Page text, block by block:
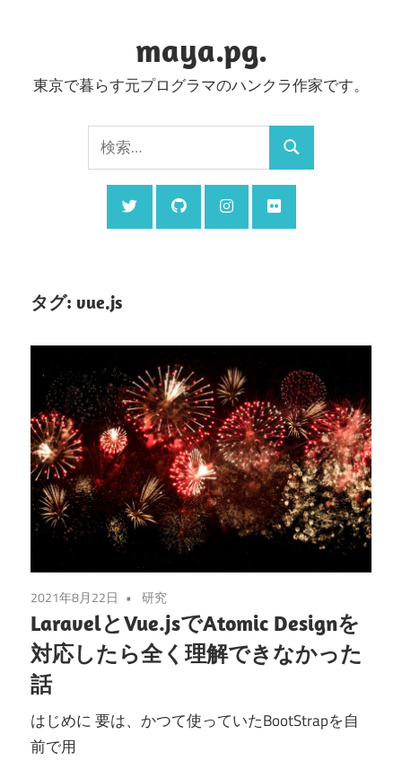
ン
maya.pg.
東京で暮らす元プログラマのハンクラ作家です。
索:
検
索
タグ: vue.js
2021年8月22日 研究
LaravelとVue.jsでAtomic Designを
対応したら全く理解できなかった
話
はじめに 要は、かつて使っていたBootStrapを自
前で用